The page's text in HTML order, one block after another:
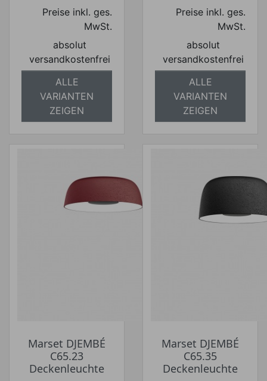
Preise inkl. ges.
MwSt.
absolut
versandkostenfrei
ALLE
VARIANTEN
ZEIGEN
Preise inkl. ges.
MwSt.
absolut
versandkostenfrei
ALLE
VARIANTEN
ZEIGEN
Marset DJEMBÉ
C65.23
Deckenleuchte
Marset DJEMBÉ
C65.35
Deckenleuchte